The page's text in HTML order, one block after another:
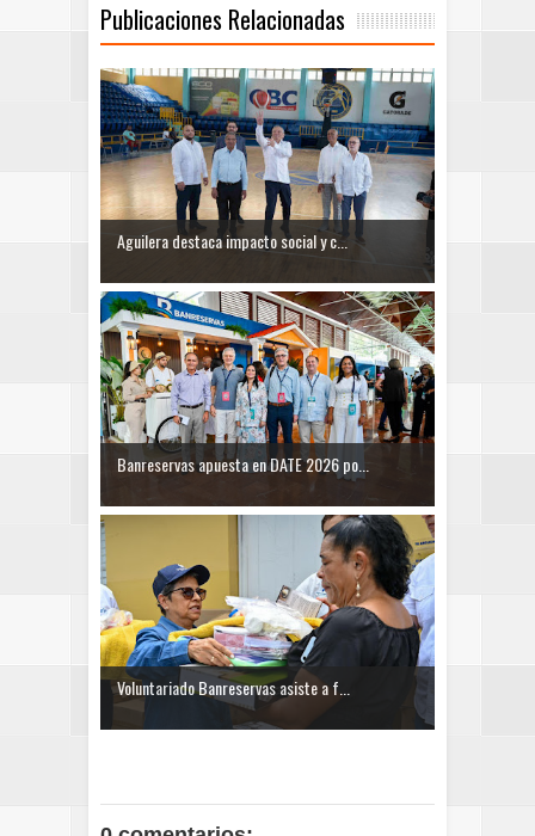
Publicaciones Relacionadas
Aguilera destaca impacto social y c...
Banreservas apuesta en DATE 2026 po...
Voluntariado Banreservas asiste a f...